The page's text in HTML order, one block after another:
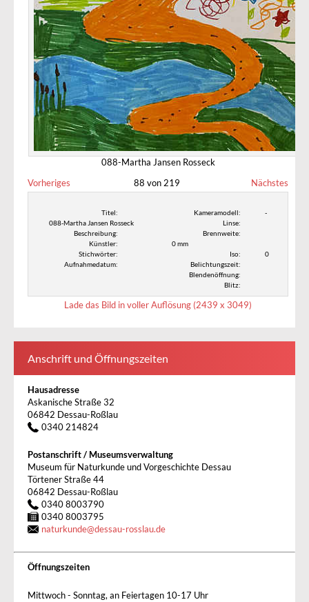
088-Martha Jansen Rosseck
Vorheriges
88 von 219 Nächstes
Titel:
088-Martha Jansen Rosseck
Beschreibung:
Künstler:
Stichwörter:
Aufnahmedatum:
Kameramodell:
-
Linse:
Brennweite:
0 mm
Iso:
0
Belichtungszeit:
Blendenöffnung:
Blitz:
Lade das Bild in voller Auflösung (2439 x 3049)
Anschrift und Öffnungszeiten
Hausadresse
Askanische Straße 32
06842 Dessau-Roßlau
0340 214824
Postanschrift / Museumsverwaltung
Museum für Naturkunde und Vorgeschichte Dessau
Törtener Straße 44
06842 Dessau-Roßlau
0340 8003790
0340 8003795
naturkunde@dessau-rosslau.de
Öffnungszeiten
Mittwoch - Sonntag, an Feiertagen 10-17 Uhr